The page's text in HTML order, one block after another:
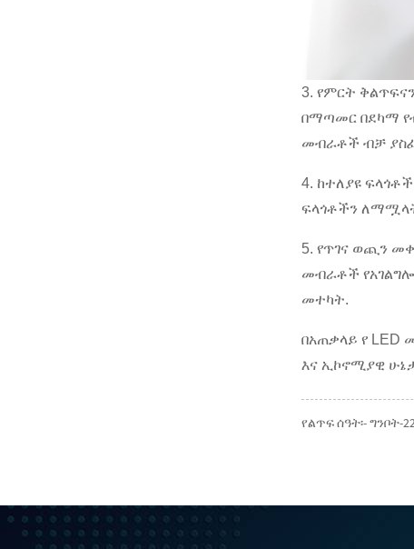
3. የምርት
በማጣመር በደካማ
መብራቶች ብቻ
4. ከተለያዩ
ፍላጎቶችን
5. የጥገና ወጪን
መብራቶች
መተካት.
በአጠቃላይ የ
እና ኢኮኖሚያዊ
የልጥፍ ሰዓት፡- ግንቦት-